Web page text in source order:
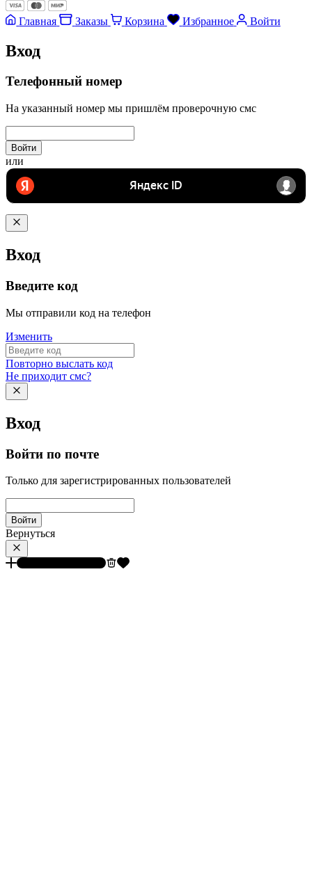
Главная Заказы Корзина Избранное Войти
Вход
Телефонный номер
На указанный номер мы пришлём проверочную смс
Войти
или
Вход
Введите код
Мы отправили код на телефон
Изменить
Повторно выслать код
Не приходит смс?
Вход
Войти по почте
Только для зарегистрированных пользователей
Войти
Вернуться